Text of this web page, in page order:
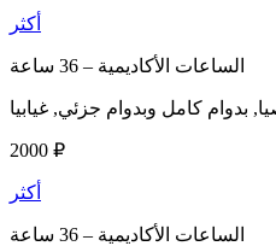
أكثر
الساعات الأكاديمية –
بدوام كامل وبدوام جزئي, غيابيا
2000 ₽
أكثر
الساعات الأكاديمية –